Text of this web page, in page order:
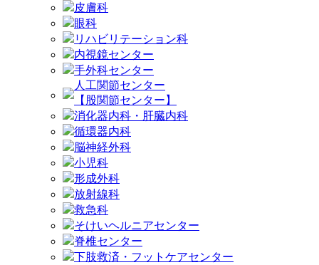
皮膚科
眼科
リハビリテーション科
内視鏡センター
手外科センター
人工関節センター
【股関節センター】
消化器内科・肝臓内科
循環器内科
脳神経外科
小児科
形成外科
放射線科
救急科
そけいヘルニアセンター
脊椎センター
下肢救済・フットケアセンター